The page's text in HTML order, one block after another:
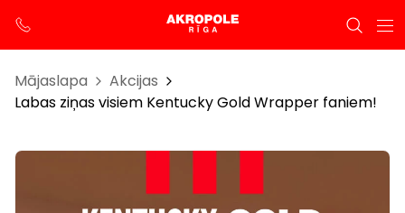
Mājaslapa
Akcijas
Labas ziņas visiem Kentucky Gold Wrapper faniem!